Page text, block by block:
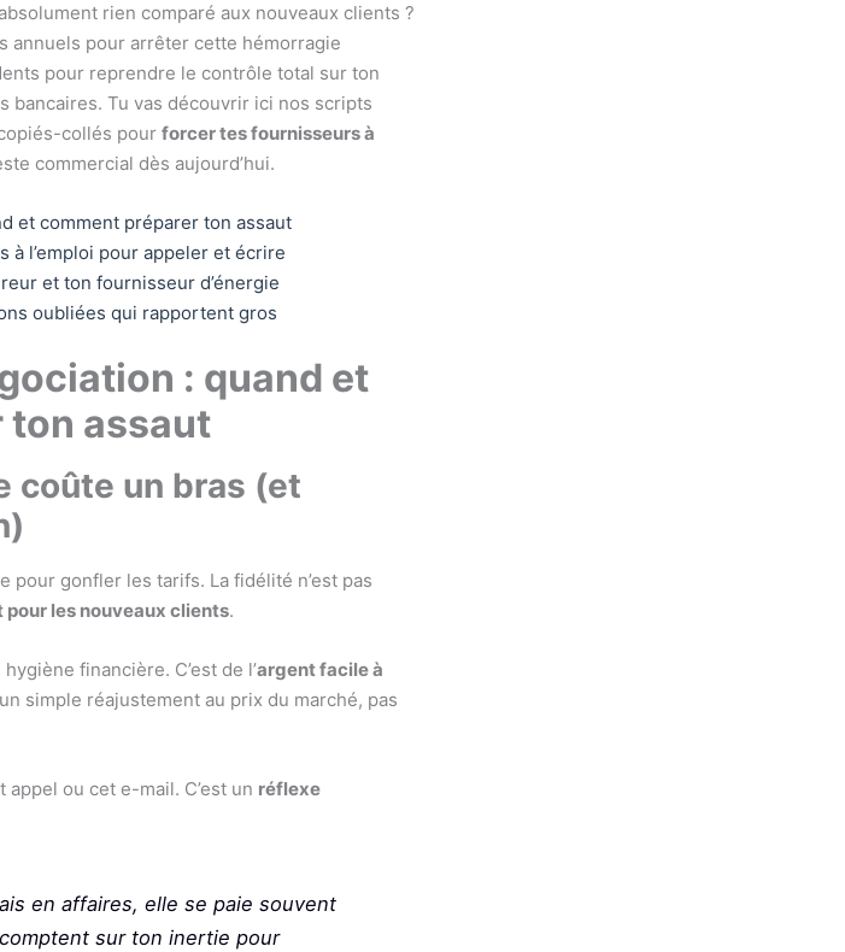
rien comparé aux nouveaux clients ?
annuels pour arrêter cette hémorragie
pour reprendre le contrôle total sur ton
bancaires. Tu vas découvrir ici nos scripts
collés pour forcer tes fournisseurs à
commercial dès aujourd’hui.
et comment préparer ton assaut
à l’emploi pour appeler et écrire
et ton fournisseur d’énergie
oubliées qui rapportent gros
: quand et
ton assaut
coûte un bras (et
gonfler les tarifs. La fidélité n’est pas
les nouveaux clients.
financière. C’est de l’argent facile à
simple réajustement au prix du marché, pas
ou cet e-mail. C’est un réflexe
en affaires, elle se paie souvent
sur ton inertie pour